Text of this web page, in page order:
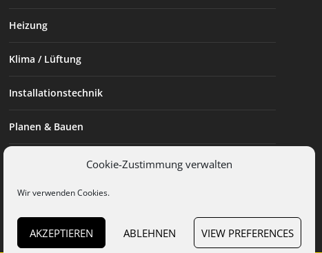
Cookie-Zustimmung verwalten
Wir verwenden Cookies.
AKZEPTIEREN ABLEHNEN VIEW PREFERENCES
Heizung
Klima / Lüftung
Installationstechnik
Planen & Bauen
Installateur des Monats